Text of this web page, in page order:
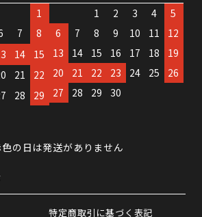
1
7
8
14
15
21
22
28
29
1
2 3 4
5
6
7 8 9 10 11
12
13
14 15 16 17 18
19
20
21 22 23 24 25
26
27
28 29 30
の日は発送がありません
特定商取引に基づく表記